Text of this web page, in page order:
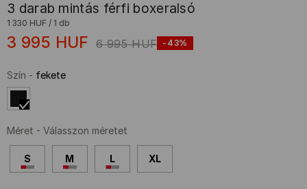
3 darab mintás férfi boxeralsó
1 330 HUF / 1 db
3 995 HUF 6 995 HUF -43%
Szín - fekete
Méret - Válasszon méretet
S M L XL